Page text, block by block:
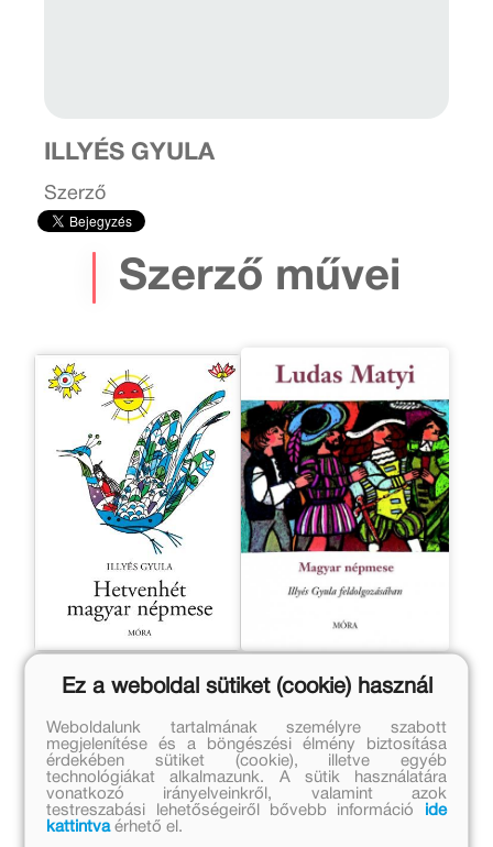
ILLYÉS GYULA
Szerző
Szerző művei
Hetvenhét magyar
népmese
Illyés Gyula
Eredeti ár:
4 999 Ft
Online ár:
Ludas Matyi
Illyés Gyula
Eredeti ár:
1 790 Ft
Online ár:
Ez a weboldal sütiket (cookie) használ
Weboldalunk tartalmának személyre szabott
megjelenítése és a böngészési élmény biztosítása
érdekében sütiket (cookie), illetve egyéb
technológiákat alkalmazunk. A sütik használatára
vonatkozó irányelveinkről, valamint azok
testreszabási lehetőségeiről bővebb információ
ide
kattintvaérhető el.